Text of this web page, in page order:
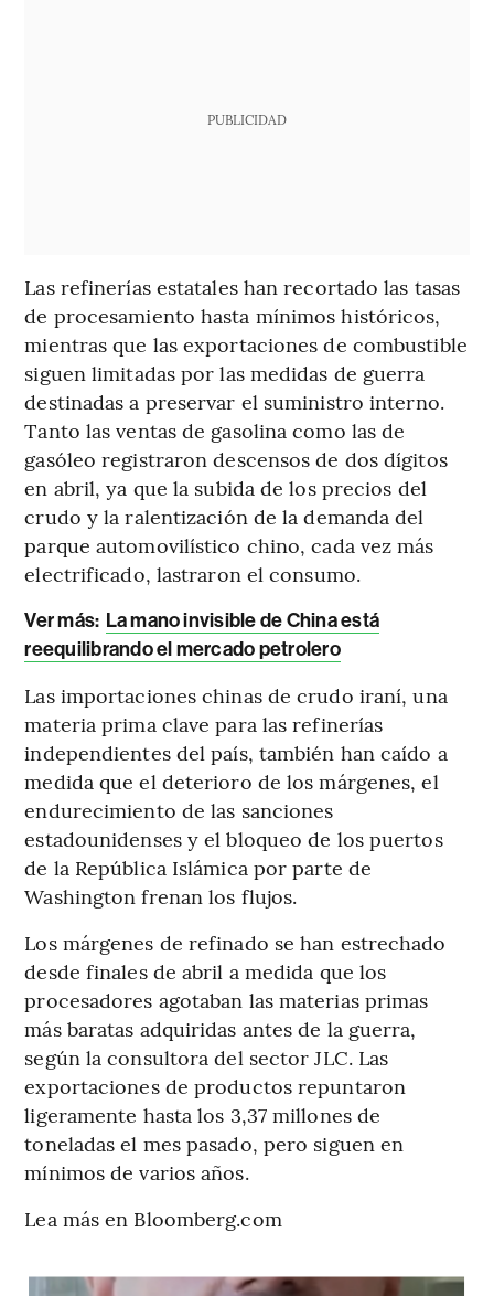
PUBLICIDAD
Las refinerías estatales han recortado las tasas
de procesamiento hasta mínimos históricos,
mientras que las exportaciones de combustible
siguen limitadas por las medidas de guerra
destinadas a preservar el suministro interno.
Tanto las ventas de gasolina como las de
gasóleo registraron descensos de dos dígitos
en abril, ya que la subida de los precios del
crudo y la ralentización de la demanda del
parque automovilístico chino, cada vez más
electrificado, lastraron el consumo.
Ver más: La mano invisible de China está
reequilibrando el mercado petrolero
Las importaciones chinas de crudo iraní, una
materia prima clave para las refinerías
independientes del país, también han caído a
medida que el deterioro de los márgenes, el
endurecimiento de las sanciones
estadounidenses y el bloqueo de los puertos
de la República Islámica por parte de
Washington frenan los flujos.
Los márgenes de refinado se han estrechado
desde finales de abril a medida que los
procesadores agotaban las materias primas
más baratas adquiridas antes de la guerra,
según la consultora del sector JLC. Las
exportaciones de productos repuntaron
ligeramente hasta los 3,37 millones de
toneladas el mes pasado, pero siguen en
mínimos de varios años.
Lea más en Bloomberg.com